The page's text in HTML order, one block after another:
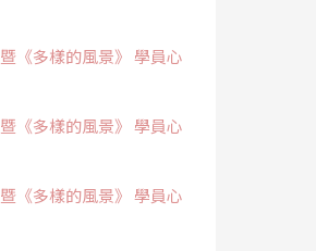
《多樣的風景》 學員心
《多樣的風景》 學員心
《多樣的風景》 學員心